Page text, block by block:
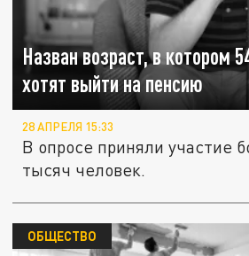
Назван возраст, в котором
хотят выйти на пенсию
28 АПРЕЛЯ 15:33
В опросе приняли участие
тысяч человек.
ОБЩЕСТВО